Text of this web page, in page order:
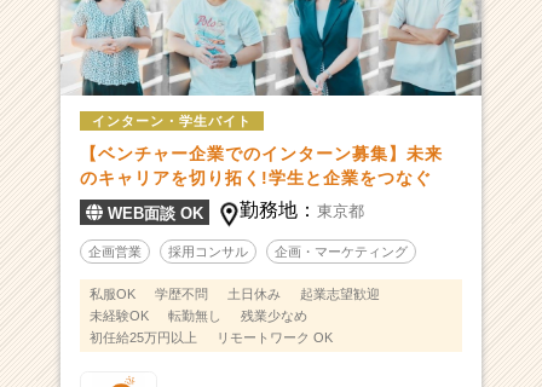
インターン・学生バイト
【ベンチャー企業でのインターン募集】未来
のキャリアを切り拓く!学生と企業をつなぐ
WEB面談 OK 勤務地：東京都
企画営業 採用コンサル 企画・マーケティング
私服OK 学歴不問 土日休み
起業志望歓迎
未経験OK
転勤無し
残業少なめ
初任給25万円以上
リモートワーク OK